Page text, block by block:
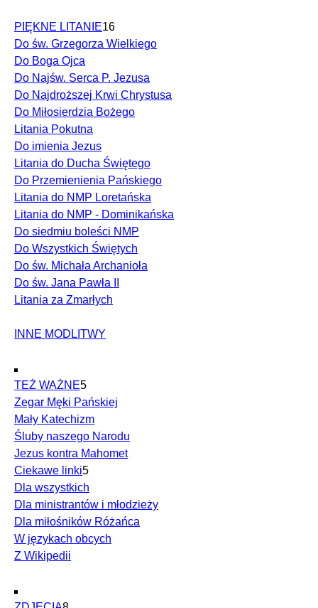
PIĘKNE LITANIE16
Do św. Grzegorza Wielkiego
Do Boga Ojca
Do Najśw. Serca P. Jezusa
Do Najdroższej Krwi Chrystusa
Do Miłosierdzia Bożego
Litania Pokutna
Do imienia Jezus
Litania do Ducha Świętego
Do Przemienienia Pańskiego
Litania do NMP Loretańska
Litania do NMP - Dominikańska
Do siedmiu boleści NMP
Do Wszystkich Świętych
Do św. Michała Archanioła
Do św. Jana Pawła II
Litania za Zmarłych
INNE MODLITWY
TEŻ WAŻNE5
Zegar Męki Pańskiej
Mały Katechizm
Śluby naszego Narodu
Jezus kontra Mahomet
Ciekawe linki5
Dla wszystkich
Dla ministrantów i młodzieży
Dla miłośników Różańca
W językach obcych
Z Wikipedii